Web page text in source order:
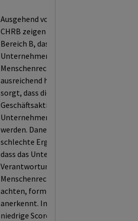
Ausgehend von der Methodik der
CHRB zeigen die starken Defizite in
Bereich B, dass der Vorstand des
Unternehmens die Bedeutung von
Menschenrechtsstandards weder
ausreichend hervorhebt noch dafür
sorgt, dass diese bei den
Geschäftsaktivitäten des
Unternehmens berücksichtigt
werden. Daneben bedeutet das
schlechte Ergebnis in Bereich A,
dass das Unternehmen seine
Verantwortung,
Menschenrechtsstandards zu
achten, formell nicht klar genug
anerkennt. In Bereich D zeigt der
niedrige Score, dass das